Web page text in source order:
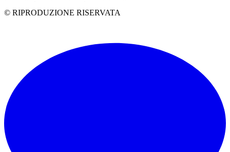
© RIPRODUZIONE RISERVATA